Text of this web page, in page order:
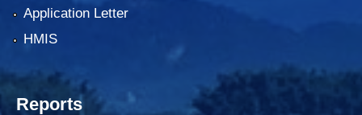
Application Letter
HMIS
Reports